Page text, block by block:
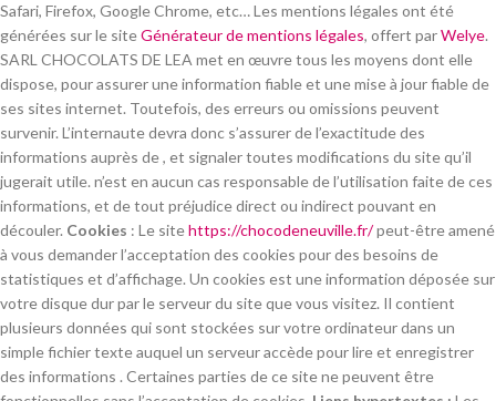
Safari, Firefox, Google Chrome, etc… Les mentions légales ont été
générées sur le siteGénérateur de mentions légales, offert parWelye.
SARL CHOCOLATS DE LEA met en œuvre tous les moyens dont elle
dispose, pour assurer une information fiable et une mise à jour fiable de
ses sites internet. Toutefois, des erreurs ou omissions peuvent
survenir. L’internaute devra donc s’assurer de l’exactitude des
informations auprès de , et signaler toutes modifications du site qu’il
jugerait utile. n’est en aucun cas responsable de l’utilisation faite de ces
informations, et de tout préjudice direct ou indirect pouvant en
découler. Cookies : Le sitehttps://chocodeneuville.fr/peut-être amené
à vous demander l’acceptation des cookies pour des besoins de
statistiques et d’affichage. Un cookies est une information déposée sur
votre disque dur par le serveur du site que vous visitez. Il contient
plusieurs données qui sont stockées sur votre ordinateur dans un
simple fichier texte auquel un serveur accède pour lire et enregistrer
des informations . Certaines parties de ce site ne peuvent être